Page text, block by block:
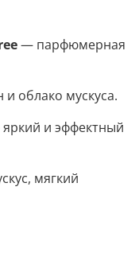
— парфюмерная
облако мускуса.
и эффектный
мягкий